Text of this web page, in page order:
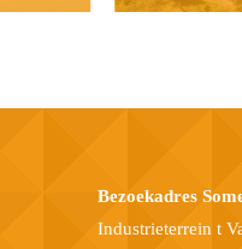
Bezoekadres
Industrieterrein t